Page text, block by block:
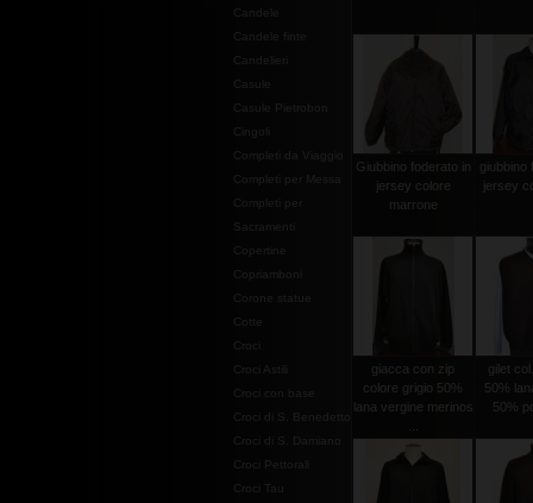
Candele
Candele finte
Candelieri
Casule
Casule Pietrobon
Cingoli
Completi da Viaggio
Completi per Messa
Completi per
Sacramenti
Copertine
Copriamboni
Corone statue
Cotte
Croci
Croci Astili
Croci con base
Croci di S. Benedetto
Croci di S. Damiano
Croci Pettorali
Croci Tau
Giubbino foderato in
jersey colore
marrone
giubbino
jersey
giacca con zip
colore grigio 50%
lana vergine merinos
gilet
50%
50%